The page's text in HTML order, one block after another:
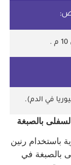
في الدم).
بالصبغة
باستخدام رنين
بالصبغة في